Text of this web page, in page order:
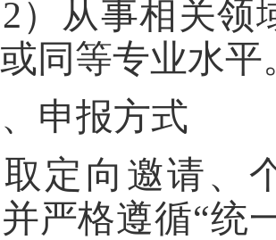
2）从事相关领
同等专业水平
申报方式
定向邀请、
严格遵循“统